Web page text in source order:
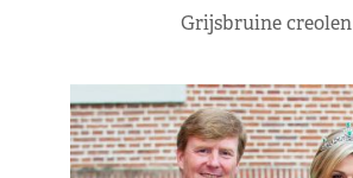
Grijsbruine creolen